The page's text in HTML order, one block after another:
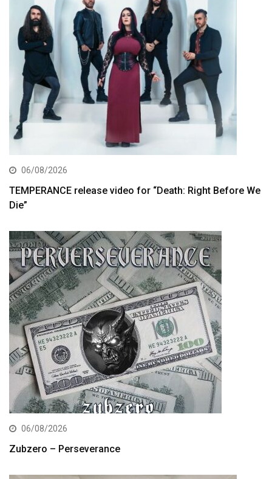
06/08/2026
TEMPERANCE release video for “Death: Right Before We
Die”
06/08/2026
Zubzero – Perseverance